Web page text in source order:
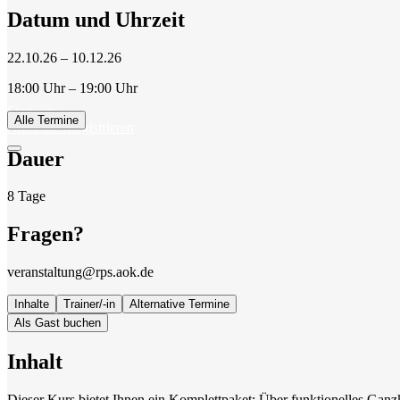
Startseite
AnmeldenRegistrieren
Datum und Uhrzeit
22.10.26 – 10.12.26
18:00 Uhr – 19:00 Uhr
Alle Termine
Dauer
8 Tage
Fragen?
veranstaltung@rps.aok.de
Inhalte Trainer/-in
Alternative Termine
Als Gast buchen
Inhalt